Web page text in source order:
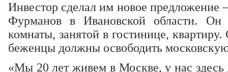
Инвестор сделал им новое предложение
Фурманов в Ивановской области.
комнаты, занятой в гостинице,
беженцы должны освободить
«Мы 20 лет живем в Москве, у нас здесь